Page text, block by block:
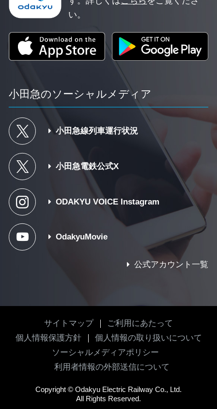
い。
小田急のソーシャルメディア
小田急線列車運行状況
小田急電鉄公式X
ODAKYU VOICE Instagram
OdakyuMovie
公式アカウント一覧
サイトマップ
ご利用にあたって
個人情報保護方針
個人情報の取り扱いについて
ソーシャルメディアポリシー
利用者情報の外部送信について
Copyright © Odakyu Electric Railway Co., Ltd.
All Rights Reserved.